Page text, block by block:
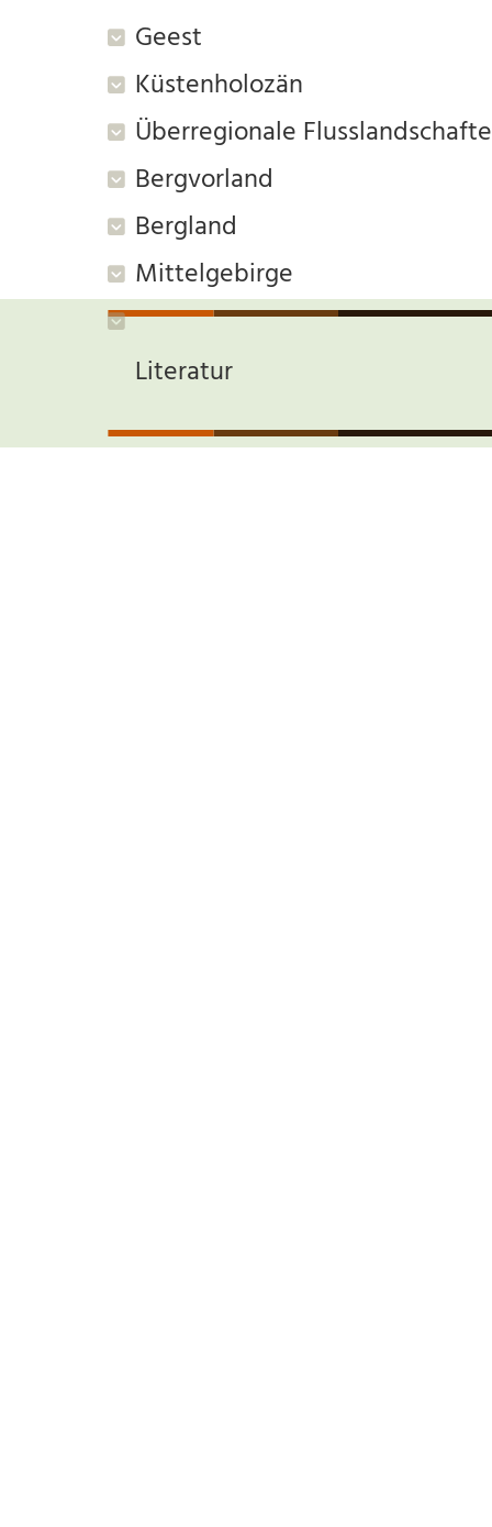
Geest
Küstenholozän
Überregionale
Bergvorland
Bergland
Mittelgebirge
Literatur